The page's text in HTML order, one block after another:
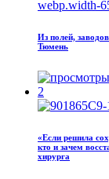
Из полей,
Тюмень
2
«Если решила
кто и зачем
хирурга